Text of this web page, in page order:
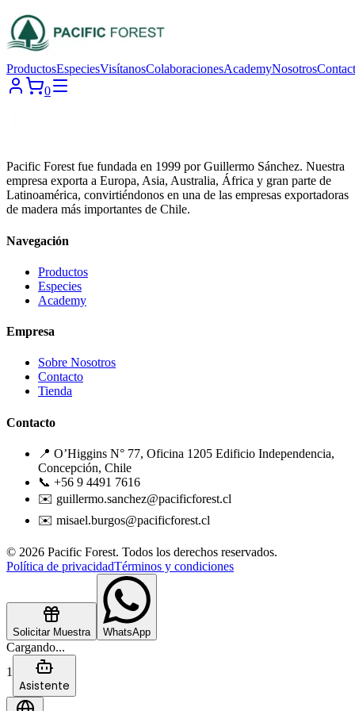
ProductosEspeciesVisítanosColaboracionesAcademyNosotros
0
Pacific Forest fue fundada en 1999 por Guillermo Sánchez. Nuestra
empresa exporta a Europa, Asia, Australia, África y gran parte de
Latinoamérica, convirtiéndonos en una de las empresas exportadoras
de madera más importantes de Chile.
Navegación
Productos
Especies
Academy
Empresa
Sobre Nosotros
Contacto
Tienda
Contacto
📍 O’Higgins N° 77, Oficina 1205 Edificio Independencia,
Concepción, Chile
📞 +56 9 4491 7616
✉️ guillermo.sanchez@pacificforest.cl
✉️ misael.burgos@pacificforest.cl
© 2026 Pacific Forest. Todos los derechos reservados.
Política de privacidadTérminos y condiciones
Solicitar Muestra WhatsApp
Cargando...
1
Asistente